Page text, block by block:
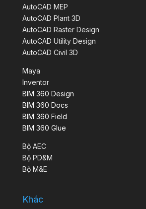
AutoCAD MEP
AutoCAD Plant 3D
AutoCAD Raster Design
AutoCAD Utility Design
AutoCAD Civil 3D
Maya
Inventor
BIM 360 Design
BIM 360 Docs
BIM 360 Field
BIM 360 Glue
Bộ AEC
Bộ PD&M
Bộ M&E
Khác